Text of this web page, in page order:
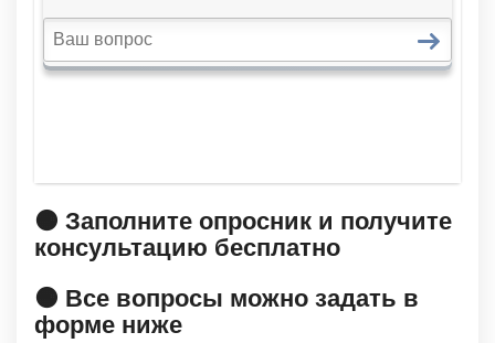
🟠 Заполните опросник и получите
консультацию бесплатно
🟠 Все вопросы можно задать в
форме ниже